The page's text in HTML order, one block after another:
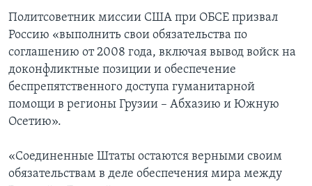
Политсоветник миссии США при ОБСЕ призвал
Россию «выполнить свои обязательства по
соглашению от 2008 года, включая вывод войск на
доконфликтные позиции и обеспечение
беспрепятственного доступа гуманитарной
помощи в регионы Грузии – Абхазию и Южную
Осетию».
«Соединенные Штаты остаются верными своим
обязательствам в деле обеспечения мира между